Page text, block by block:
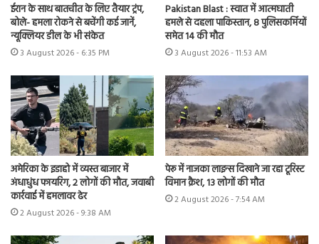
ईरान के साथ बातचीत के लिए तैयार ट्रंप,
बोले- हमला रोकने से बचेंगी कई जानें,
न्यूक्लियर डील के भी संकेत
3 August 2026 - 6:35 PM
Pakistan Blast : स्वात में आत्मघाती
हमले से दहला पाकिस्तान, 8 पुलिसकर्मियों
समेत 14 की मौत
3 August 2026 - 11:53 AM
अमेरिका के इडाहो में व्यस्त बाजार में
अंधाधुंध फायरिंग, 2 लोगों की मौत, जवाबी
कार्रवाई में हमलावर ढेर
2 August 2026 - 9:38 AM
पेरू में नाजका लाइन्स दिखाने जा रहा टूरिस्ट
विमान क्रैश, 13 लोगों की मौत
2 August 2026 - 7:54 AM